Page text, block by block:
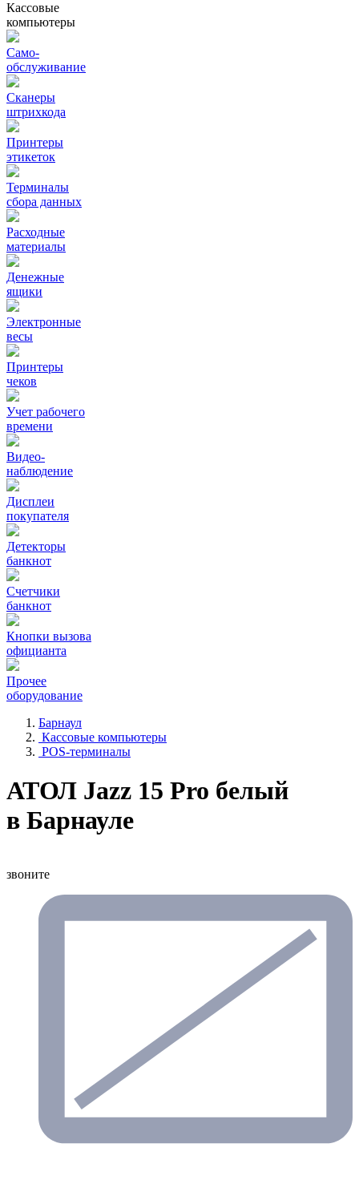
Кассовые
компьютеры
Само-
обслуживание
Сканеры
штрихкода
Принтеры
этикеток
Терминалы
сбора данных
Расходные
материалы
Денежные
ящики
Электронные
весы
Принтеры
чеков
Учет рабочего
времени
Видео‑
наблюдение
Дисплеи
покупателя
Детекторы
банкнот
Счетчики
банкнот
Кнопки вызова
официанта
Прочее
оборудование
Барнаул
Кассовые компьютеры
POS-терминалы
АТОЛ Jazz 15 Pro белый
в Барнауле
звоните